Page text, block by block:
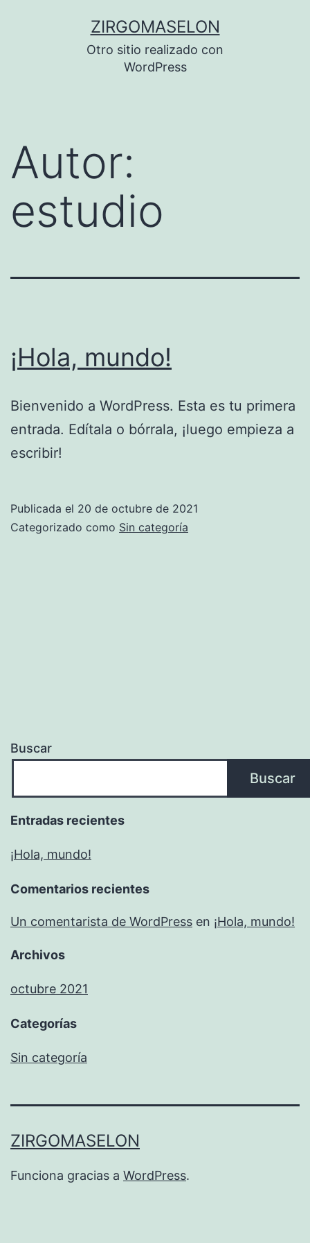
ZIRGOMASELON
Otro sitio realizado con
WordPress
Autor:
estudio
¡Hola, mundo!
Bienvenido a WordPress. Esta es tu primera
entrada. Edítala o bórrala, ¡luego empieza a
escribir!
Publicada el 20 de octubre de 2021
Categorizado como Sin categoría
Buscar
Buscar
Entradas recientes
¡Hola, mundo!
Comentarios recientes
Un comentarista de WordPress en ¡Hola, mundo!
Archivos
octubre 2021
Categorías
Sin categoría
ZIRGOMASELON
Funciona gracias a WordPress.